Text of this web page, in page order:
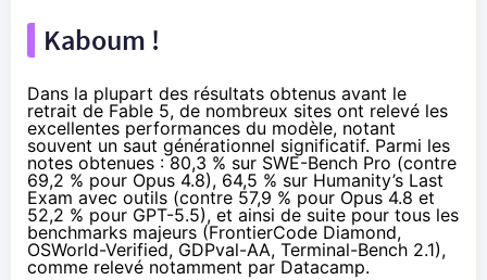
Kaboum !
Dans la plupart des résultats obtenus avant le
retrait de Fable 5, de nombreux sites ont relevé les
excellentes performances du modèle, notant
souvent un saut générationnel significatif. Parmi les
notes obtenues : 80,3 % sur SWE-Bench Pro (contre
69,2 % pour Opus 4.8), 64,5 % sur Humanity’s Last
Exam avec outils (contre 57,9 % pour Opus 4.8 et
52,2 % pour GPT-5.5), et ainsi de suite pour tous les
benchmarks majeurs (FrontierCode Diamond,
OSWorld-Verified, GDPval-AA, Terminal-Bench 2.1),
comme relevé notamment par Datacamp.